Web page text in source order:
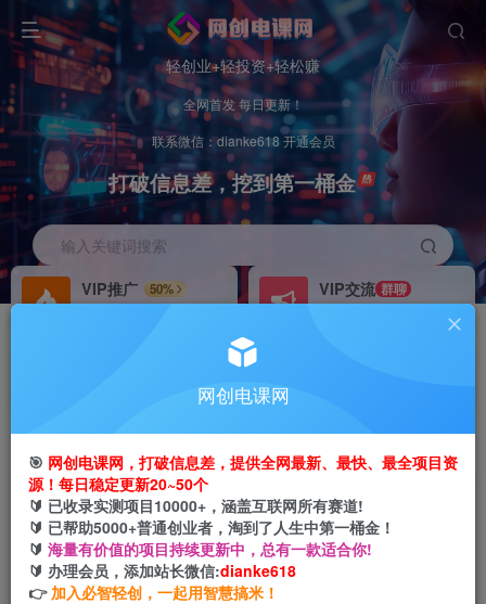
轻创业+轻投资+轻松赚
全网首发 每日更新！
联系微信：dianke618 开通会员
打破信息差，挖到第一桶金
输入关键词搜索
VIP推广
50%
VIP交流 群聊
研究探讨更多创业项目路子。
搭建同款网站，自己当老板
（4862期）无脑视频号搬砖带货，只要会电脑剪
辑，无脑干，亲测当天爆单赚了300多佣金
网创电课网
2年前发布
网创电课网
🎯 网创电课网，打破信息差，提供全网最新、最快、最全项目资
源！每日稳定更新20~50个
🔰 已收录实测项目10000+，涵盖互联网所有赛道!
🔰 已帮助5000+普通创业者，淘到了人生中第一桶金！
🔰 海量有价值的项目持续更新中，总有一款适合你!
🔰 办理会员，添加站长微信:dianke618
👉 加入必智轻创，一起用智慧搞米！